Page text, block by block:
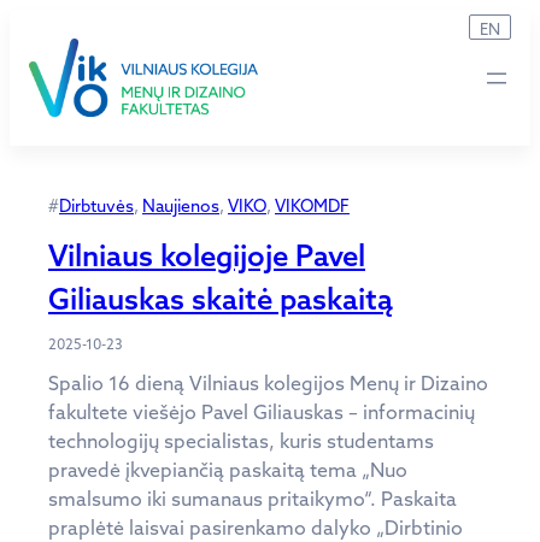
turinio
EN
#Dirbtuvės, Naujienos, VIKO, VIKOMDF
Vilniaus kolegijoje Pavel
Giliauskas skaitė paskaitą
2025-10-23
Spalio 16 dieną Vilniaus kolegijos Menų ir Dizaino
fakultete viešėjo Pavel Giliauskas – informacinių
technologijų specialistas, kuris studentams
pravedė įkvepiančią paskaitą tema „Nuo
smalsumo iki sumanaus pritaikymo“. Paskaita
praplėtė laisvai pasirenkamo dalyko „Dirbtinio